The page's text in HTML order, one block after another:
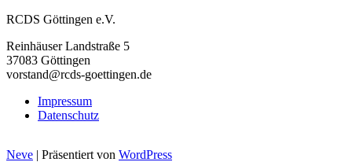
RCDS Göttingen e.V.
Reinhäuser Landstraße 5
37083 Göttingen
vorstand@rcds-goettingen.de
Impressum
Datenschutz
Neve | Präsentiert von WordPress